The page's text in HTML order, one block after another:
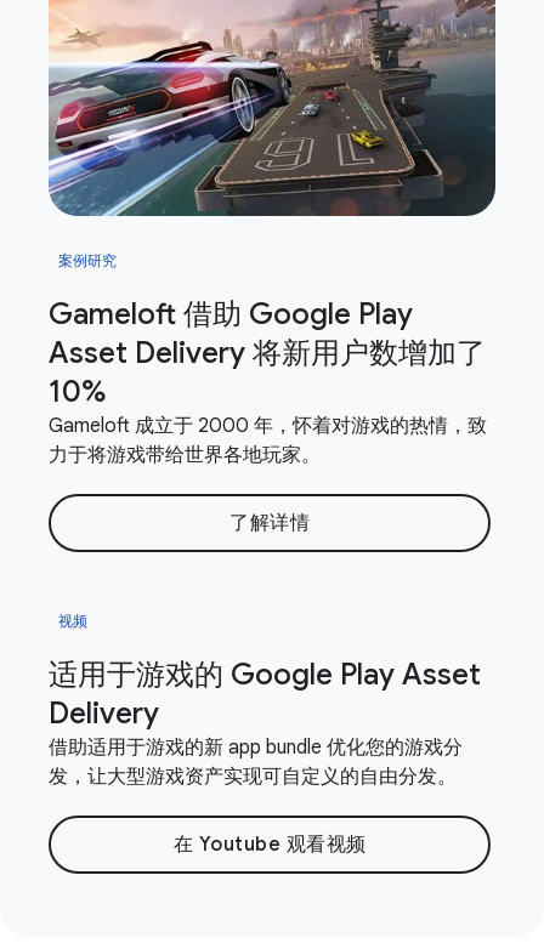
案例研究
Gameloft 借助 Google Play
Asset Delivery 将新用户数增加了
10%
Gameloft 成立于 2000 年，怀着对游戏的热情，致
力于将游戏带给世界各地玩家。
了解详情
视频
适用于游戏的 Google Play Asset
Delivery
借助适用于游戏的新 app bundle 优化您的游戏分
发，让大型游戏资产实现可自定义的自由分发。
在 Youtube 观看视频